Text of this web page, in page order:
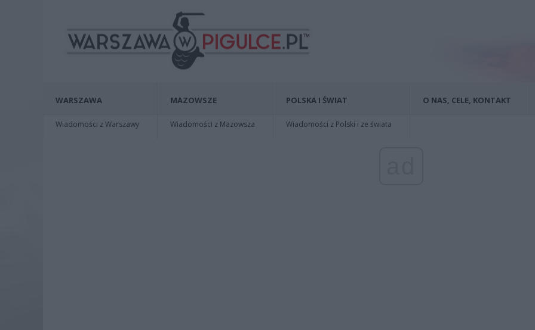
WARSZAWA
Wiadomości z Warszawy
MAZOWSZE
Wiadomości z Mazowsza
POLSKA I ŚWIAT
Wiadomości z Polski i ze świata
O NAS, CELE, KONTAKT